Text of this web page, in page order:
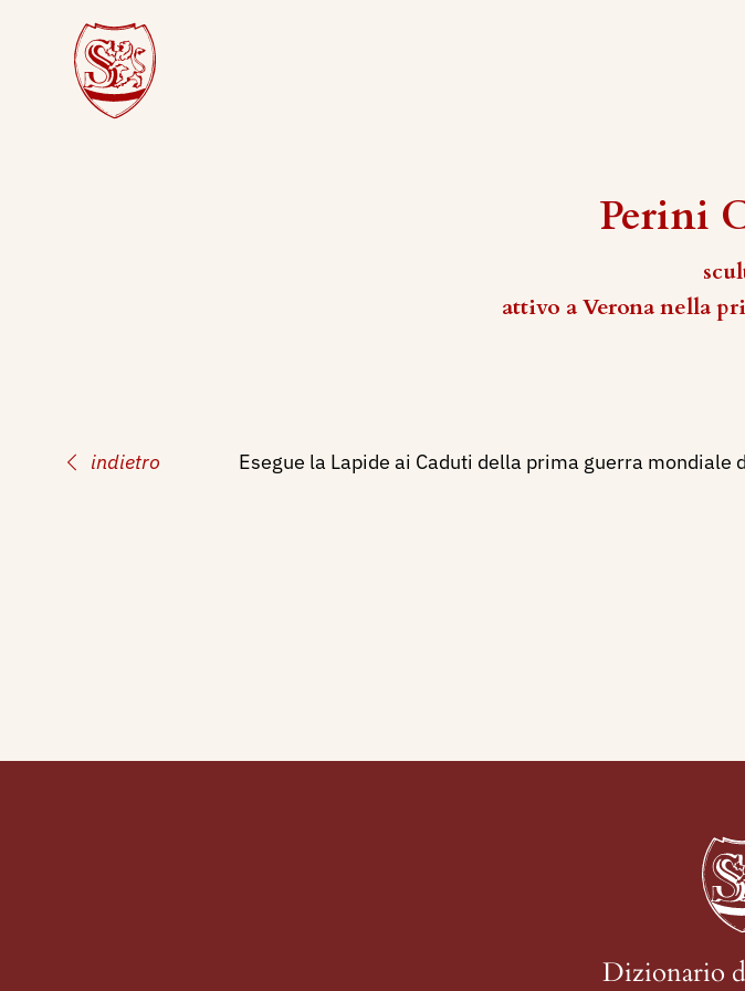
Perini
attivo a Verona nella
indietro Esegue la Lapide ai Caduti della prima guerra
Dizionario